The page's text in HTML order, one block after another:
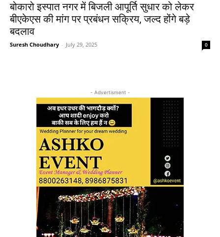
बोकारो इस्पात नगर में बिजली आपूर्ति सुधार को लेकर
बीएकेएस की मांग पर प्रबंधन सक्रिय, जल्द होंगे बड़े
बदलाव
Suresh Choudhary - July 29, 2025 0
- Advertisment -